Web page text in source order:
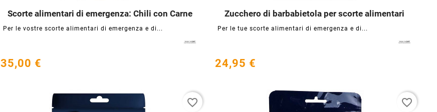
Scorte alimentari di emergenza: Chili con Carne
Per le vostre scorte alimentari di emergenza e di...
   
35,00 €
Zucchero di barbabietola per scorte alimentari
Per le tue scorte alimentari di emergenza e di...
   
24,95 €
favorite_border favorite_border